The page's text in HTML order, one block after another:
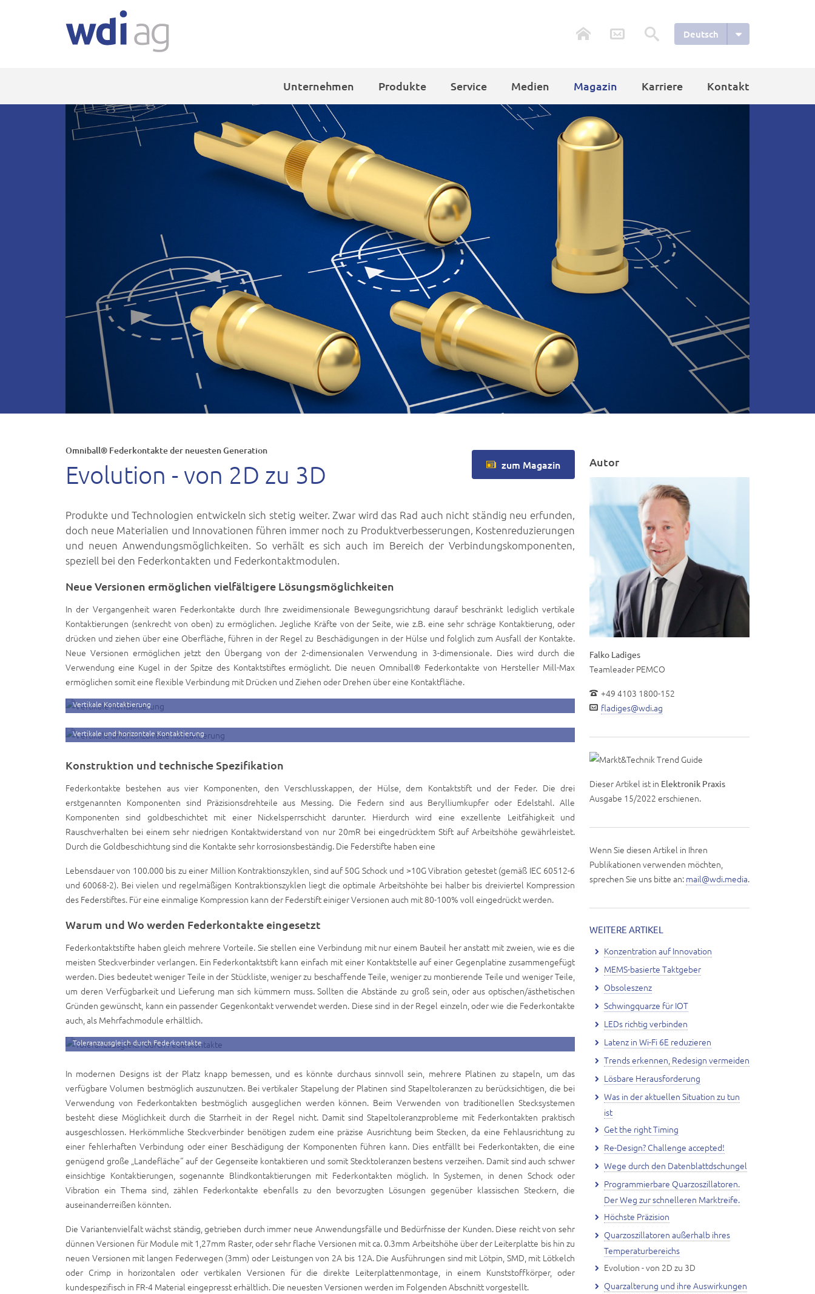
Deutsch
Unternehmen Produkte Service Medien Magazin Karriere Kontakt
zum Magazin
Omniball® Federkontakte der neuesten Generation
Evolution - von 2D zu 3D
Produkte und Technologien entwickeln sich stetig weiter. Zwar wird das Rad auch nicht ständig neu erfunden,
doch neue Materialien und Innovationen führen immer noch zu Produktverbesserungen, Kostenreduzierungen
und neuen Anwendungsmöglichkeiten. So verhält es sich auch im Bereich der Verbindungskomponenten,
speziell bei den Federkontakten und Federkontaktmodulen.
Neue Versionen ermöglichen vielfältigere Lösungsmöglichkeiten
In der Vergangenheit waren Federkontakte durch Ihre zweidimensionale Bewegungsrichtung darauf beschränkt lediglich vertikale
Kontaktierungen (senkrecht von oben) zu ermöglichen. Jegliche Kräfte von der Seite, wie z.B. eine sehr schräge Kontaktierung, oder
drücken und ziehen über eine Oberfläche, führen in der Regel zu Beschädigungen in der Hülse und folglich zum Ausfall der Kontakte.
Neue Versionen ermöglichen jetzt den Übergang von der 2-dimensionalen Verwendung in 3-dimensionale. Dies wird durch die
Verwendung eine Kugel in der Spitze des Kontaktstiftes ermöglicht. Die neuen Omniball® Federkontakte von Hersteller Mill-Max
ermöglichen somit eine flexible Verbindung mit Drücken und Ziehen oder Drehen über eine Kontaktfläche.
Vertikale Kontaktierung
Vertikale und horizontale Kontaktierung
Konstruktion und technische Spezifikation
Federkontakte bestehen aus vier Komponenten, den Verschlusskappen, der Hülse, dem Kontaktstift und der Feder. Die drei
erstgenannten Komponenten sind Präzisionsdrehteile aus Messing. Die Federn sind aus Berylliumkupfer oder Edelstahl. Alle
Komponenten sind goldbeschichtet mit einer Nickelsperrschicht darunter. Hierdurch wird eine exzellente Leitfähigkeit und
Rauschverhalten bei einem sehr niedrigen Kontaktwiderstand von nur 20mR bei eingedrücktem Stift auf Arbeitshöhe gewährleistet.
Durch die Goldbeschichtung sind die Kontakte sehr korrosionsbeständig. Die Federstifte haben eine
Lebensdauer von 100.000 bis zu einer Million Kontraktionszyklen, sind auf 50G Schock und >10G Vibration getestet (gemäß IEC 60512-6
und 60068-2). Bei vielen und regelmäßigen Kontraktionszyklen liegt die optimale Arbeitshöhte bei halber bis dreiviertel Kompression
des Federstiftes. Für eine einmalige Kompression kann der Federstift einiger Versionen auch mit 80-100% voll eingedrückt werden.
Warum und Wo werden Federkontakte eingesetzt
Federkontaktstifte haben gleich mehrere Vorteile. Sie stellen eine Verbindung mit nur einem Bauteil her anstatt mit zweien, wie es die
meisten Steckverbinder verlangen. Ein Federkontaktstift kann einfach mit einer Kontaktstelle auf einer Gegenplatine zusammengefügt
werden. Dies bedeutet weniger Teile in der Stückliste, weniger zu beschaffende Teile, weniger zu montierende Teile und weniger Teile,
um deren Verfügbarkeit und Lieferung man sich kümmern muss. Sollten die Abstände zu groß sein, oder aus optischen/ästhetischen
Gründen gewünscht, kann ein passender Gegenkontakt verwendet werden. Diese sind in der Regel einzeln, oder wie die Federkontakte
auch, als Mehrfachmodule erhältlich.
Toleranzausgleich durch Federkontakte
In modernen Designs ist der Platz knapp bemessen, und es könnte durchaus sinnvoll sein, mehrere Platinen zu stapeln, um das
verfügbare Volumen bestmöglich auszunutzen. Bei vertikaler Stapelung der Platinen sind Stapeltoleranzen zu berücksichtigen, die bei
Verwendung von Federkontakten bestmöglich ausgeglichen werden können. Beim Verwenden von traditionellen Stecksystemen
besteht diese Möglichkeit durch die Starrheit in der Regel nicht. Damit sind Stapeltoleranzprobleme mit Federkontakten praktisch
ausgeschlossen. Herkömmliche Steckverbinder benötigen zudem eine präzise Ausrichtung beim Stecken, da eine Fehlausrichtung zu
einer fehlerhaften Verbindung oder einer Beschädigung der Komponenten führen kann. Dies entfällt bei Federkontakten, die eine
genügend große „Landefläche“ auf der Gegenseite kontaktieren und somit Stecktoleranzen bestens verzeihen. Damit sind auch schwer
einsichtige Kontaktierungen, sogenannte Blindkontaktierungen mit Federkontakten möglich. In Systemen, in denen Schock oder
Vibration ein Thema sind, zählen Federkontakte ebenfalls zu den bevorzugten Lösungen gegenüber klassischen Steckern, die
auseinanderreißen könnten.
Die Variantenvielfalt wächst ständig, getrieben durch immer neue Anwendungsfälle und Bedürfnisse der Kunden. Diese reicht von sehr
dünnen Versionen für Module mit 1,27mm Raster, oder sehr flache Versionen mit ca. 0.3mm Arbeitshöhe über der Leiterplatte bis hin zu
neuen Versionen mit langen Federwegen (3mm) oder Leistungen von 2A bis 12A. Die Ausführungen sind mit Lötpin, SMD, mit Lötkelch
oder Crimp in horizontalen oder vertikalen Versionen für die direkte Leiterplattenmontage, in einem Kunststoffkörper, oder
kundespezifisch in FR-4 Material eingepresst erhältlich. Die neuesten Versionen werden im Folgenden Abschnitt vorgestellt.
Autor
Falko Ladiges
Teamleader PEMCO
+49 4103 1800-152
fladiges@wdi.ag
Dieser Artikel ist in Elektronik Praxis
Ausgabe 15/2022 erschienen.
Wenn Sie diesen Artikel in Ihren
Publikationen verwenden möchten,
sprechen Sie uns bitte an: mail@wdi.media.
WEITERE ARTIKEL
Konzentration auf Innovation
MEMS-basierte Taktgeber
Obsoleszenz
Schwingquarze für IOT
LEDs richtig verbinden
Latenz in Wi-Fi 6E reduzieren
Trends erkennen, Redesign vermeiden
Lösbare Herausforderung
Was in der aktuellen Situation zu tun
ist
Get the right Timing
Re-Design? Challenge accepted!
Wege durch den Datenblattdschungel
Programmierbare Quarzoszillatoren.
Der Weg zur schnelleren Marktreife.
Höchste Präzision
Quarzoszillatoren außerhalb ihres
Temperaturbereichs
Evolution - von 2D zu 3D
Quarzalterung und ihre Auswirkungen